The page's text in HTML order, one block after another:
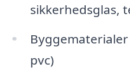
sikkerhedsglas,
pvc)